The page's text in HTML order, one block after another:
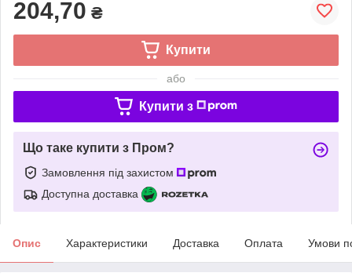
204,70 ₴
Купити
або
Купити з
Що таке купити з Пром?
Замовлення під захистом
Доступна доставка
Опис Характеристики Доставка Оплата Умови